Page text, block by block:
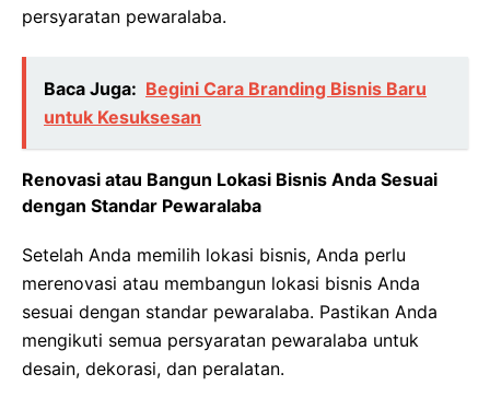
persyaratan pewaralaba.
Baca Juga: Begini Cara Branding Bisnis Baru
untuk Kesuksesan
Renovasi atau Bangun Lokasi Bisnis Anda Sesuai
dengan Standar Pewaralaba
Setelah Anda memilih lokasi bisnis, Anda perlu
merenovasi atau membangun lokasi bisnis Anda
sesuai dengan standar pewaralaba. Pastikan Anda
mengikuti semua persyaratan pewaralaba untuk
desain, dekorasi, dan peralatan.